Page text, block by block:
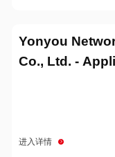
Yonyou
Co., Ltd. -
进入详情